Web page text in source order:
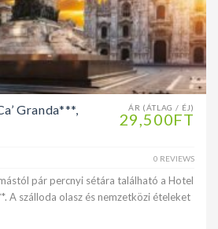
ÁR (ÁTLAG / ÉJ)
29,500FT
Granda***,
0 REVIEWS
pár percnyi sétára található a Hotel
A szálloda olasz és nemzetközi ételeket